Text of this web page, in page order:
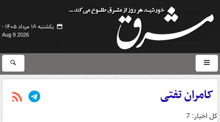
یکشنبه ۱۸ مرداد ۱۴۰۵ -
Aug 9 2026
کامران تفتی
کل اخبار: 7